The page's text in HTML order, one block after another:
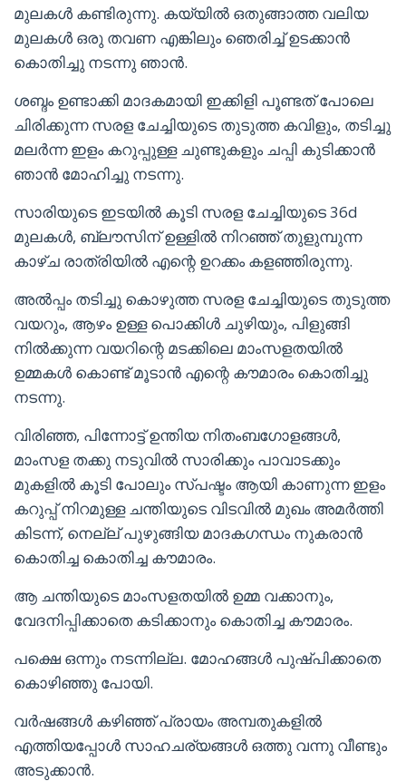
മുലകൾ കണ്ടിരുന്നു. കയ്യിൽ ഒതുങ്ങാത്ത വലിയ
മുലകൾ ഒരു തവണ എങ്കിലും ഞെരിച്ച് ഉടക്കാൻ
കൊതിച്ചു നടന്നു ഞാൻ.
ശബ്ദം ഉണ്ടാക്കി മാദകമായി ഇക്കിളി പൂണ്ടത് പോലെ
ചിരിക്കുന്ന സരള ചേച്ചിയുടെ തുടുത്ത കവിളും, തടിച്ചു
മലർന്ന ഇളം കറുപ്പുള്ള ചുണ്ടുകളും ചപ്പി കുടിക്കാൻ
ഞാൻ മോഹിച്ചു നടന്നു.
സാരിയുടെ ഇടയിൽ കൂടി സരള ചേച്ചിയുടെ 36d
മുലകൾ, ബ്ലൗസിന് ഉള്ളിൽ നിറഞ്ഞ് തുളുമ്പുന്ന
കാഴ്ച രാത്രിയിൽ എന്റെ ഉറക്കം കളഞ്ഞിരുന്നു.
അൽപ്പം തടിച്ചു കൊഴുത്ത സരള ചേച്ചിയുടെ തുടുത്ത
വയറും, ആഴം ഉള്ള പൊക്കിൾ ചുഴിയും, പിളുങ്ങി
നിൽക്കുന്ന വയറിന്റെ മടക്കിലെ മാംസളതയിൽ
ഉമ്മകൾ കൊണ്ട് മൂടാൻ എന്റെ കൗമാരം കൊതിച്ചു
നടന്നു.
വിരിഞ്ഞ, പിന്നോട്ട് ഉന്തിയ നിതംബഗോളങ്ങൾ,
മാംസള തക്കു നടുവിൽ സാരിക്കും പാവാടക്കും
മുകളിൽ കൂടി പോലും സ്പഷ്ടം ആയി കാണുന്ന ഇളം
കറുപ്പ് നിറമുള്ള ചന്തിയുടെ വിടവിൽ മുഖം അമർത്തി
കിടന്ന്, നെല്ല് പുഴുങ്ങിയ മാദകഗന്ധം നുകരാൻ
കൊതിച്ച കൊതിച്ച കൗമാരം.
ആ ചന്തിയുടെ മാംസളതയിൽ ഉമ്മ വക്കാനും,
വേദനിപ്പിക്കാതെ കടിക്കാനും കൊതിച്ച കൗമാരം.
പക്ഷെ ഒന്നും നടന്നില്ല. മോഹങ്ങൾ പുഷ്പിക്കാതെ
കൊഴിഞ്ഞു പോയി.
വർഷങ്ങൾ കഴിഞ്ഞ് പ്രായം അമ്പതുകളിൽ
എത്തിയപ്പോൾ സാഹചര്യങ്ങൾ ഒത്തു വന്നു വീണ്ടും
അടുക്കാൻ.